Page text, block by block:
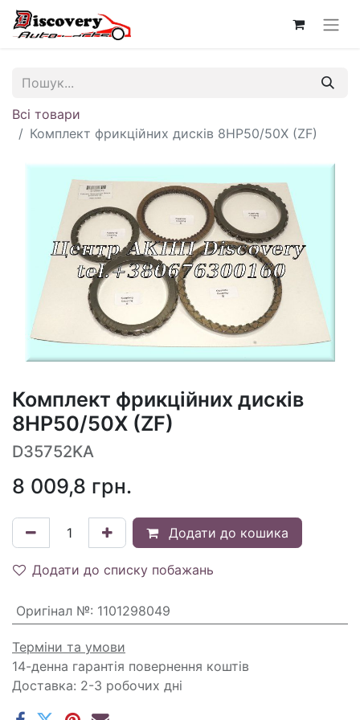
Всі товари
Комплект фрикційних дисків 8HP50/50X (ZF)
Комплект фрикційних дисків
8HP50/50X (ZF)
D35752KA
8 009,8 грн.
Додати до кошика
Додати до списку побажань
Оригінал №: 1101298049
Терміни та умови
14-денна гарантія повернення коштів
Доставка: 2-3 робочих дні